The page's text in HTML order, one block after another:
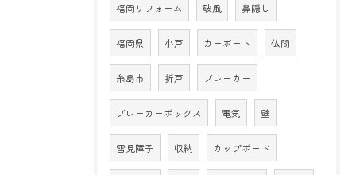
福岡リフォーム 破風 鼻隠し
福岡県 小戸 カーポート 仏間
糸島市 折戸 ブレーカー
ブレーカーボックス 電気 壁
雪見障子 収納 カップボード